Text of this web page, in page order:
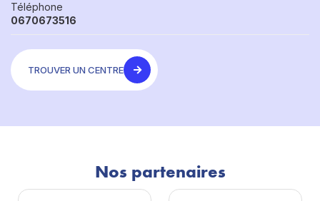
Téléphone
0670673516
TROUVER UN CENTRE
Nos partenaires